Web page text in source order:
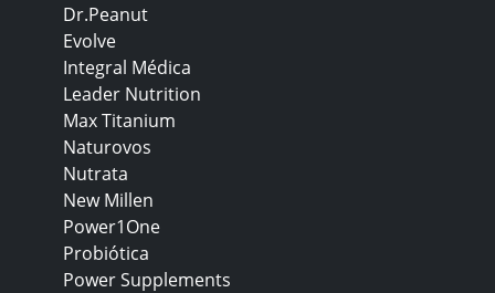
Dr.Peanut
Evolve
Integral Médica
Leader Nutrition
Max Titanium
Naturovos
Nutrata
New Millen
Power1One
Probiótica
Power Supplements